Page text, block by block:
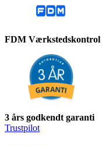
FDM Værkstedskontrol
3 års godkendt garanti
Trustpilot